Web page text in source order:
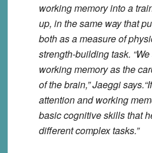
working memory into a
up, in the same way that
both as a measure of
strength-building task.
working memory as the
of the brain,” Jaeggi
attention and working
basic cognitive skills that
different complex tasks.”